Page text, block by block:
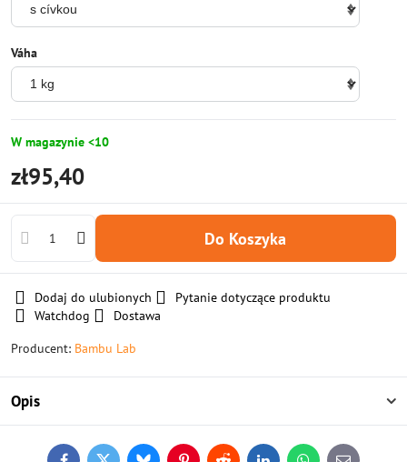
Váha
W magazynie <10
zł95,40
Do Koszyka
Dodaj do ulubionych
Pytanie dotyczące produktu
Watchdog
Dostawa
Producent: Bambu Lab
Opis